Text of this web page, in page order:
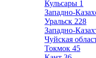
Кульсары 1
Западно-
Уральск 228
Западно-
Чуйская
Токмок 45